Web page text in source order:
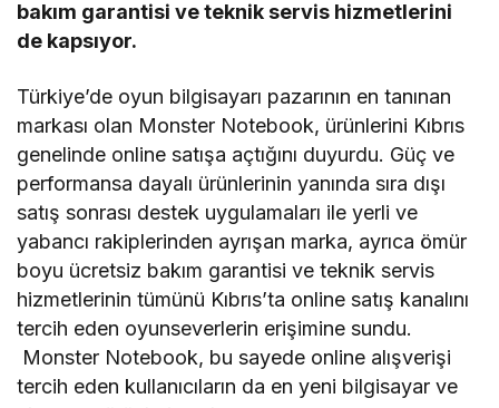
bakım garantisi ve teknik servis hizmetlerini
de kapsıyor.
Türkiye’de oyun bilgisayarı pazarının en tanınan
markası olan Monster Notebook, ürünlerini Kıbrıs
genelinde online satışa açtığını duyurdu. Güç ve
performansa dayalı ürünlerinin yanında sıra dışı
satış sonrası destek uygulamaları ile yerli ve
yabancı rakiplerinden ayrışan marka, ayrıca ömür
boyu ücretsiz bakım garantisi ve teknik servis
hizmetlerinin tümünü Kıbrıs’ta online satış kanalını
tercih eden oyunseverlerin erişimine sundu.
Monster Notebook, bu sayede online alışverişi
tercih eden kullanıcıların da en yeni bilgisayar ve